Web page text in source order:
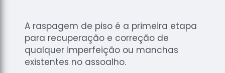
Raspagem
de Tacos
de
Madeiras
A raspagem de piso é a primeira etapa
para recuperação e correção de
qualquer imperfeição ou manchas
existentes no assoalho.